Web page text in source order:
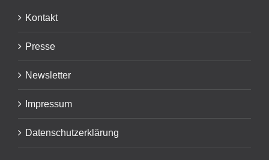
Kontakt
Presse
Newsletter
Impressum
Datenschutzerklärung